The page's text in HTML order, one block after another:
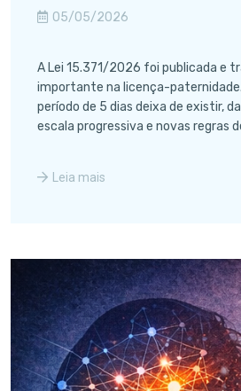
05/05/2026
A Lei 15.371/2026 foi publicada e
importante na licença-
período de 5 dias deixa de existir,
escala progressiva e novas regras
Leia mais